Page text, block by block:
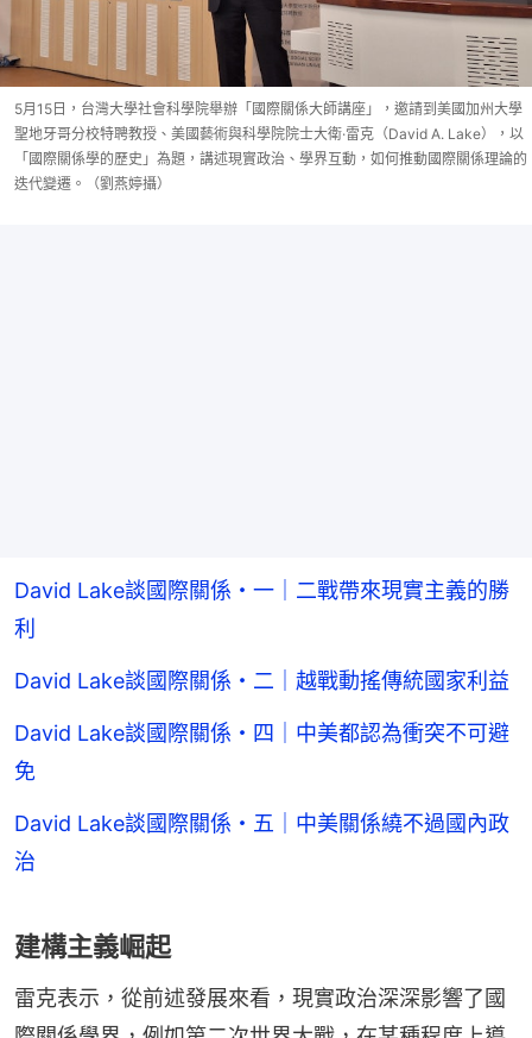
5月15日，台灣大學社會科學院舉辦「國際關係大師講座」，邀請到美國加州大學
聖地牙哥分校特聘教授、美國藝術與科學院院士大衛·雷克（David A. Lake），以
「國際關係學的歷史」為題，講述現實政治、學界互動，如何推動國際關係理論的
迭代變遷。（劉燕婷攝）
David Lake談國際關係・一｜二戰帶來現實主義的勝
利
David Lake談國際關係・二｜越戰動搖傳統國家利益
David Lake談國際關係・四｜中美都認為衝突不可避
免
David Lake談國際關係・五｜中美關係繞不過國內政
治
建構主義崛起
雷克表示，從前述發展來看，現實政治深深影響了國